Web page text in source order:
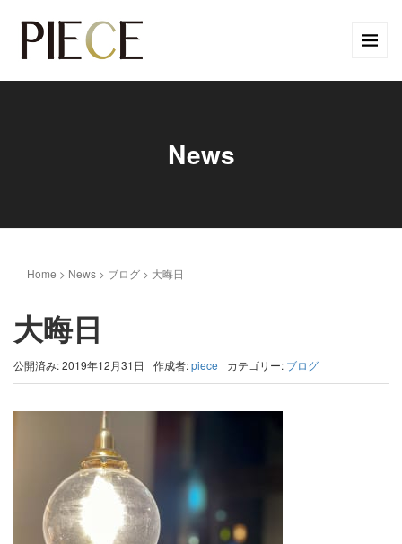
News
Home > News > ブログ > 大晦日
大晦日
公開済み: 2019年12月31日 作成者:piece カテゴリー: ブログ